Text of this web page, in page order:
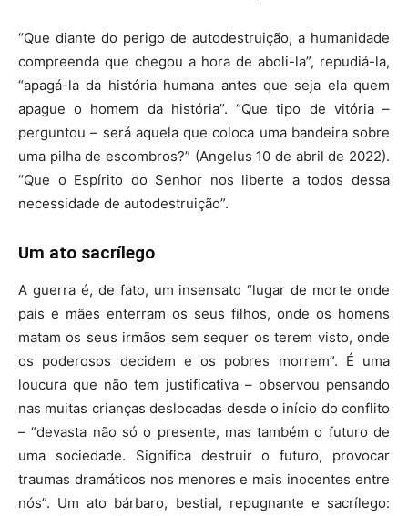
“Que diante do perigo de autodestruição, a humanidade
compreenda que chegou a hora de aboli-la”, repudiá-la,
“apagá-la da história humana antes que seja ela quem
apague o homem da história”. “Que tipo de vitória –
perguntou – será aquela que coloca uma bandeira sobre
uma pilha de escombros?” (Angelus 10 de abril de 2022).
“Que o Espírito do Senhor nos liberte a todos dessa
necessidade de autodestruição”.
Um ato sacrílego
A guerra é, de fato, um insensato “lugar de morte onde
pais e mães enterram os seus filhos, onde os homens
matam os seus irmãos sem sequer os terem visto, onde
os poderosos decidem e os pobres morrem”. É uma
loucura que não tem justificativa – observou pensando
nas muitas crianças deslocadas desde o início do conflito
– “devasta não só o presente, mas também o futuro de
uma sociedade. Significa destruir o futuro, provocar
traumas dramáticos nos menores e mais inocentes entre
nós”. Um ato bárbaro, bestial, repugnante e sacrílego: